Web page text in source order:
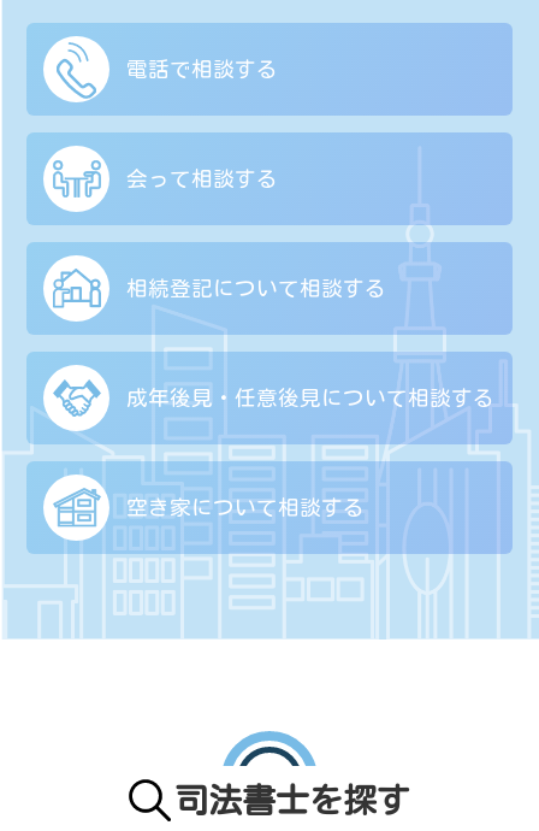
電話で相談する
会って相談する
相続登記について相談する
成年後見・任意後見について相談する
空き家について相談する
司法書士を探す